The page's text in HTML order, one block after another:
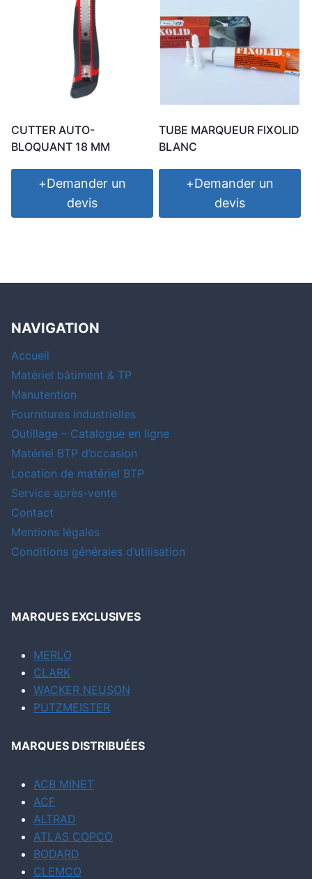
CUTTER AUTO-
BLOQUANT 18 MM
+Demander un
devis
TUBE MARQUEUR FIXOLID
BLANC
+Demander un
devis
NAVIGATION
Accueil
Matériel bâtiment & TP
Manutention
Fournitures industrielles
Outillage – Catalogue en ligne
Matériel BTP d’occasion
Location de matériel BTP
Service après-vente
Contact
Mentions légales
Conditions générales d’utilisation
MARQUES EXCLUSIVES
MERLO
CLARK
WACKER NEUSON
PUTZMEISTER
MARQUES DISTRIBUÉES
ACB MINET
ACF
ALTRAD
ATLAS COPCO
BODARD
CLEMCO